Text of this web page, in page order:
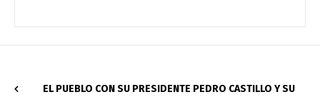
EL PUEBLO CON SU PRESIDENTE PEDRO CASTILLO Y SU